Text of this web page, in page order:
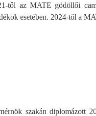
az MATE gödöllői
esetében. 2024-től a
szakán diplomázott